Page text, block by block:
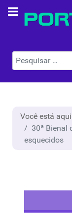
Pesquisar
Você está
30ª Bienal
esquecidos